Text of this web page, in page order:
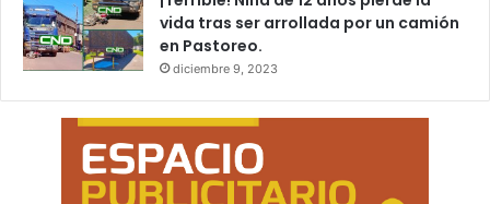
vida tras ser arrollada por un camión
en Pastoreo.
diciembre 9, 2023